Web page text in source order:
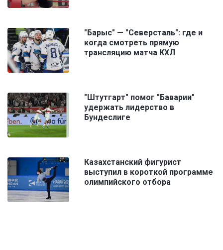
"Барыс" — "Северсталь": где и
когда смотреть прямую
трансляцию матча КХЛ
"Штутгарт" помог "Баварии"
удержать лидерство в
Бундеслиге
Казахстанский фигурист
выступил в короткой программе
олимпийского отбора